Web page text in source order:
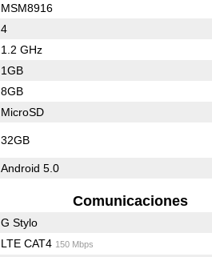
MSM8916
4
1.2 GHz
1GB
8GB
MicroSD
32GB
Android 5.0
Comunicaciones
G Stylo
LTE CAT4 150 Mbps